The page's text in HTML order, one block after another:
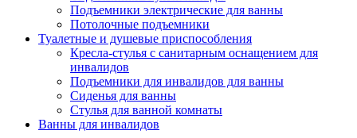
Подъемники электрические для ванны
Потолочные подъемники
Туалетные и душевые приспособления
Кресла-стулья с санитарным оснащением для
инвалидов
Подъемники для инвалидов для ванны
Сиденья для ванны
Стулья для ванной комнаты
Ванны для инвалидов